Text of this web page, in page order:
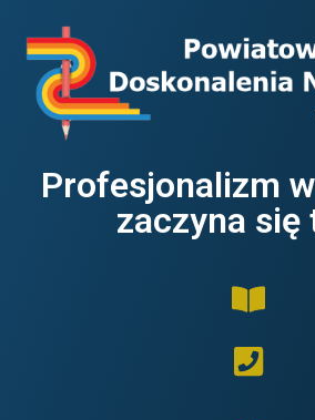
Profesjonalizm
zaczyna się